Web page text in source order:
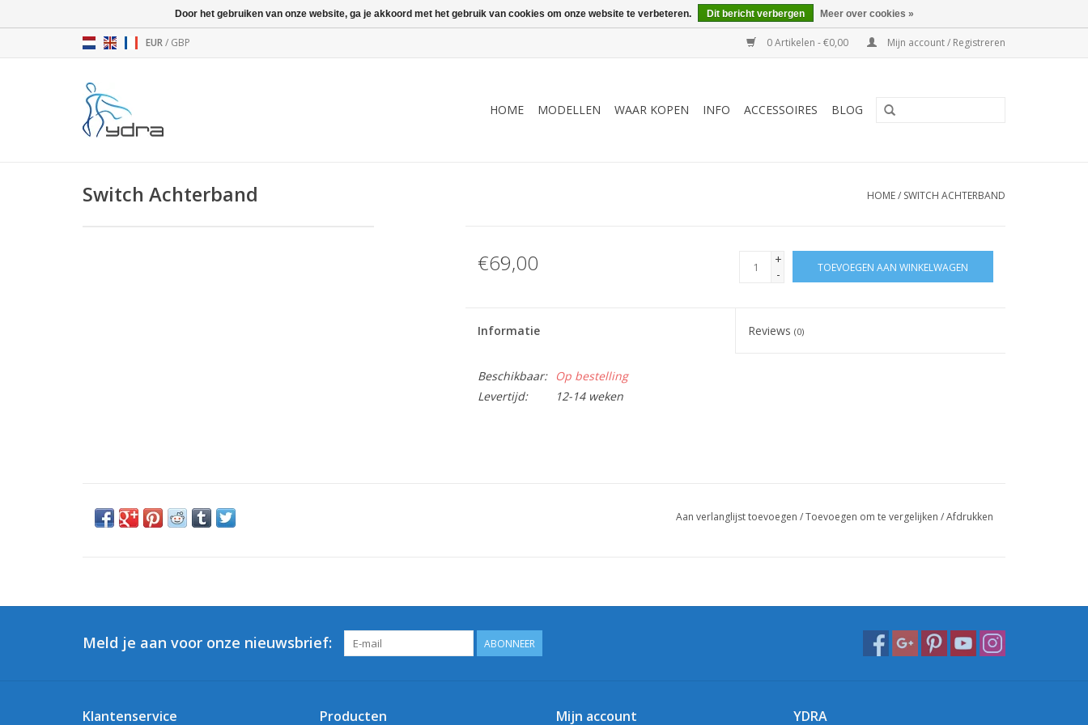
EUR/ GBP 0 Artikelen - €0,00 Mijn account / Registreren
HOME MODELLEN WAAR KOPEN INFO ACCESSOIRES BLOG
Switch Achterband HOME/ SWITCH ACHTERBAND
€69,00
+
-
TOEVOEGEN AAN WINKELWAGEN
Informatie Reviews(0)
Beschikbaar:
Op bestelling
Levertijd:
12-14 weken
Aan verlanglijst toevoegen /Toevoegen om te vergelijken /Afdrukken
Meld je aan voor onze nieuwsbrief: ABONNEER
Klantenservice Producten Mijn account YDRA
Door het gebruiken van onze website, ga je akkoord met het gebruik van cookies om onze website te verbeteren. Dit bericht verbergen Meer over cookies »